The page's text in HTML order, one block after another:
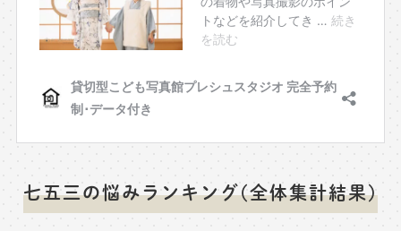
七五三の悩みランキング(全体集計結果)